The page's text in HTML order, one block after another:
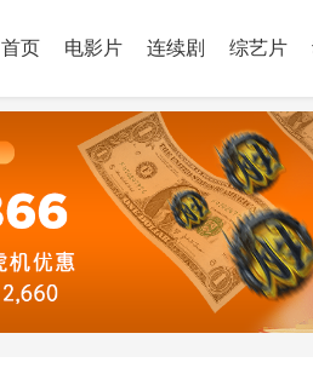
首页 电影片 连续剧 综艺片